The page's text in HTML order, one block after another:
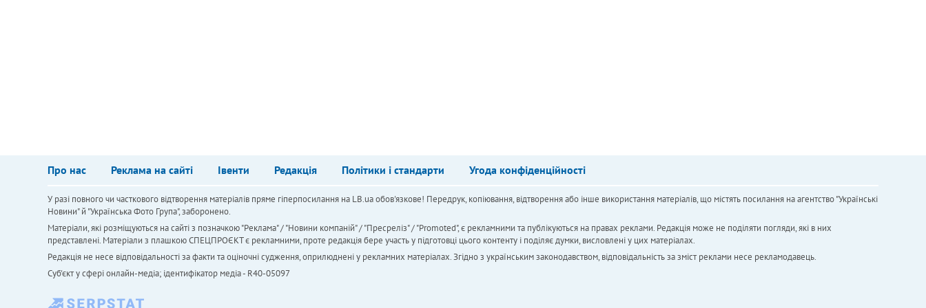
Про нас Реклама на сайті Івенти Редакція Політики і стандарти Угода конфіденційності
У разі повного чи часткового відтворення матеріалів пряме гіперпосилання на LB.ua обов'язкове! Передрук, копіювання, відтворення або інше використання матеріалів, що містять посилання на агентство "Українськi
Новини" й "Українська Фото Група", заборонено.
Матеріали, які розміщуються на сайті з позначкою "Реклама" / "Новини компаній" / "Пресреліз" / "Promoted", є рекламними та публікуються на правах реклами. Редакція може не поділяти погляди, які в них
представлені. Матеріали з плашкою СПЕЦПРОЄКТ є рекламними, проте редакція бере участь у підготовці цього контенту і поділяє думки, висловлені у цих матеріалах.
Редакція не несе відповідальності за факти та оціночні судження, оприлюднені у рекламних матеріалах. Згідно з українським законодавством, відповідальність за зміст реклами несе рекламодавець.
Cуб'єкт у сфері онлайн-медіа; ідентифікатор медіа - R40-05097